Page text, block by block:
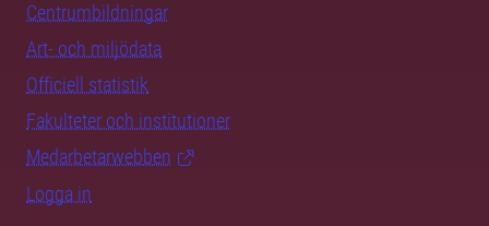
Centrumbildningar
Art- och miljödata
Officiell statistik
Fakulteter och institutioner
Medarbetarwebben
Logga in